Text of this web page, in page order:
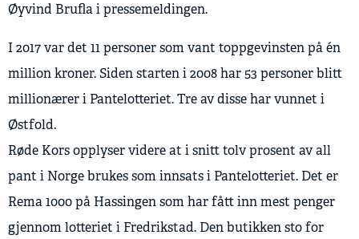
Øyvind Brufla i pressemeldingen.
I 2017 var det 11 personer som vant toppgevinsten på én
million kroner. Siden starten i 2008 har 53 personer blitt
millionærer i Pantelotteriet. Tre av disse har vunnet i
Østfold.
Røde Kors opplyser videre at i snitt tolv prosent av all
pant i Norge brukes som innsats i Pantelotteriet. Det er
Rema 1000 på Hassingen som har fått inn mest penger
gjennom lotteriet i Fredrikstad. Den butikken sto for